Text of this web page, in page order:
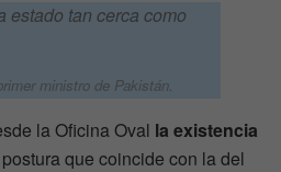
estado tan cerca como
ministro de Pakistán.
la Oficina Oval la existencia
que coincide con la del